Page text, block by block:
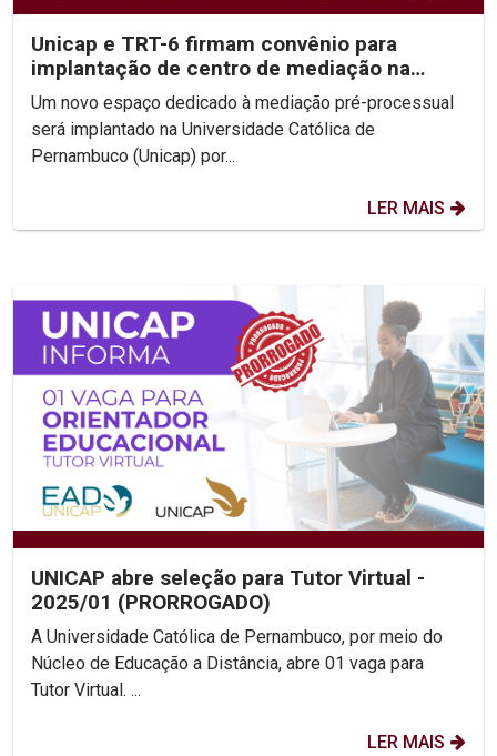
Unicap e TRT-6 firmam convênio para
implantação de centro de mediação na
Escola do Consenso
Um novo espaço dedicado à mediação pré-processual
será implantado na Universidade Católica de
Pernambuco (Unicap) por...
LER MAIS
UNICAP abre seleção para Tutor Virtual -
2025/01 (PRORROGADO)
A Universidade Católica de Pernambuco, por meio do
Núcleo de Educação a Distância, abre 01 vaga para
Tutor Virtual. ...
LER MAIS